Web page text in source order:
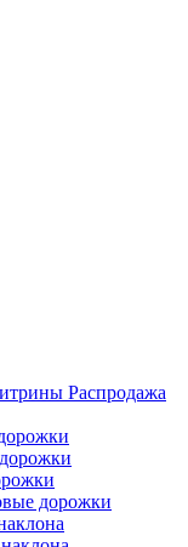
Распродажа
дорожки